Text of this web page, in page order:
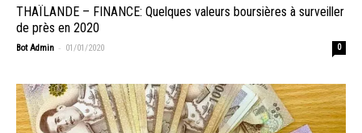
THAÏLANDE – FINANCE: Quelques valeurs boursières à surveiller
de près en 2020
Bot Admin - 01/01/2020 0